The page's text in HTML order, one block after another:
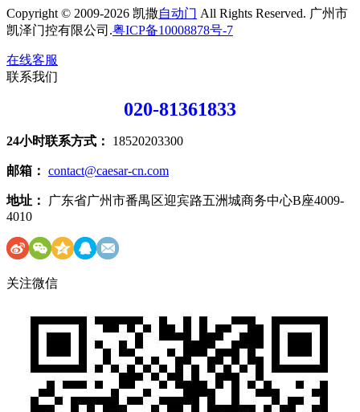
Copyright © 2009-2026 凯撒自动门 All Rights Reserved. 广州市
凯泽门控有限公司.粤ICP备10008878号-7
在线客服
联系我们
020-81361833
24小时联系方式： 18520203300
邮箱： contact@caesar-cn.com
地址：
广东省广州市番禺区迎宾路五洲城商务中心B座4009-
4010
关注微信